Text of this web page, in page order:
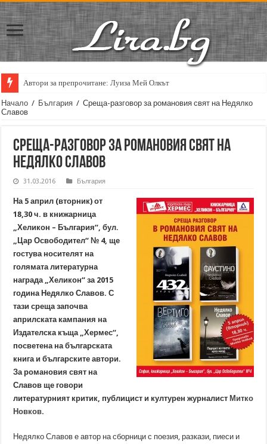
Автори за препрочитане: Луиза Мей Олкът
Кирил Кадийски: „Плачът на големия поет винаги е и сила, и
Начало / България / Среща-разговор за романовия свят на Недялко
Славов
Среща-разговор за романовия свят на
Недялко Славов
31.03.2016 България
На 5 април (вторник) от
18,30 ч. в книжарница
„Хеликон – България“, бул.
„Цар Освободител“ № 4, ще
гостува носителят на
голямата литературна
награда „Хеликон“ за 2015
година Недялко Славов. С
тази среща започва
априлската кампания на
Издателска къща „Хермес“,
посветена на българската
книга и българските автори.
За романовия свят на
Славов ще говори
литературният критик, публицист и културен журналист Митко
Новков.
Недялко Славов е автор на сборници с поезия, разкази, пиеси и